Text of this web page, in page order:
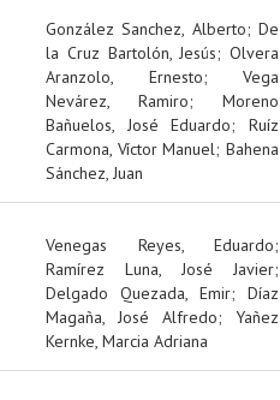
González Sanchez, Alberto;De
la Cruz Bartolón, Jesús; Olvera
Aranzolo, Ernesto; Vega
Nevárez, Ramiro; Moreno
Bañuelos, José Eduardo;Ruíz
Carmona, Víctor Manuel;Bahena
Sánchez, Juan
Venegas Reyes, Eduardo;
Ramírez Luna, José Javier;
Delgado Quezada, Emir; Díaz
Magaña, José Alfredo; Yañez
Kernke, Marcia Adriana